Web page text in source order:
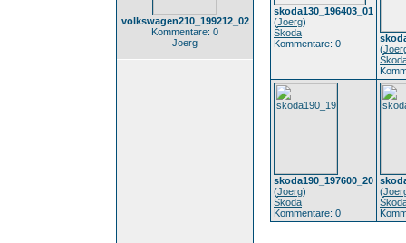
volkswagen210_199212_02
Kommentare: 0
Joerg
skoda130_196403_01
(Joerg)
Škoda
Kommentare: 0
(
skoda190_197600_20
(Joerg)
Škoda
Kommentare: 0
(